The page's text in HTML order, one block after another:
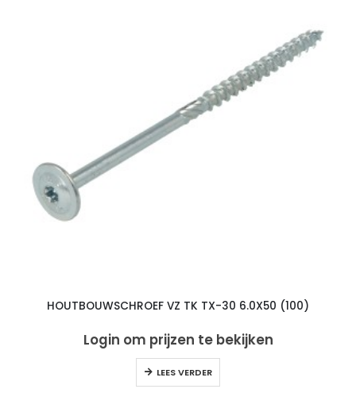
HOUTBOUWSCHROEF VZ TK TX-30 6.0X50 (100)
Login om prijzen te bekijken
LEES VERDER